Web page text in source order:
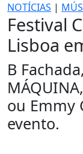
NOTÍCIAS |
Festival
Lisboa
B
ou Emmy
evento.